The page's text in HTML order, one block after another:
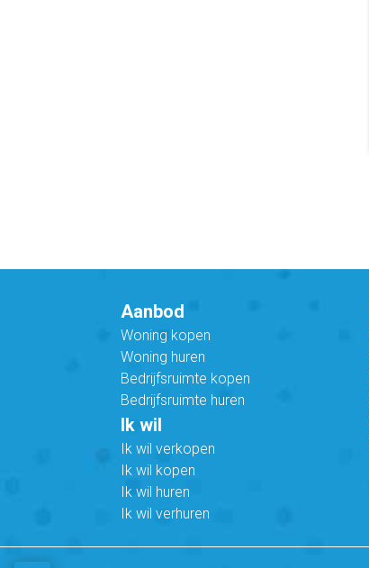
Aanbod
Woning kopen
Woning huren
Bedrijfsruimte kopen
Bedrijfsruimte huren
Ik wil
Ik wil verkopen
Ik wil kopen
Ik wil huren
Ik wil verhuren